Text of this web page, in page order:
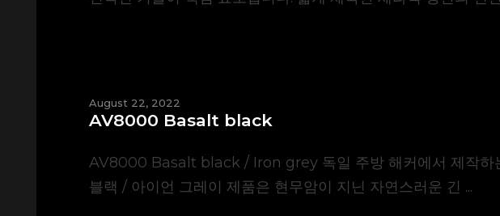
August 22, 2022
AV8000 Basalt black
AV8000 Basalt black / Iron grey 독일 주방 해커에서 제작하
블랙 / 아이언 그레이 제품은 현무암이 지닌 자연스러운 긴 ...